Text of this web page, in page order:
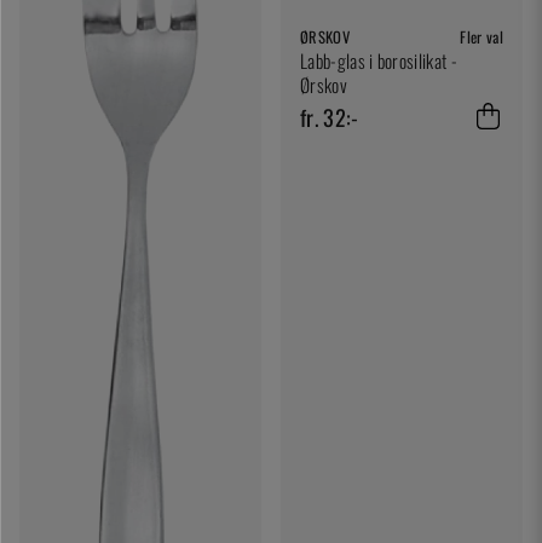
ØRSKOV Fler val
Labb-glas i borosilikat -
Ørskov
fr. 32:-